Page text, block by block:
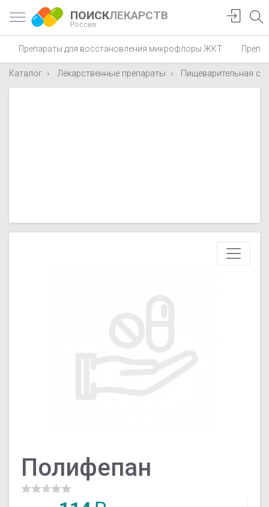
ПОИСКЛЕКАРСТВ
Россия
Препараты для восстановления микрофлоры ЖКТ
Каталог Лекарственные препараты Пищеварительная
Полифепан